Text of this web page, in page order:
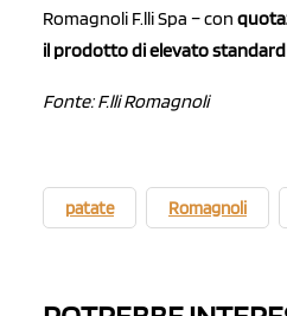
Romagnoli F.lli Spa – con
il prodotto di elevato
Fonte: F.lli Romagnoli
patate Romagnoli